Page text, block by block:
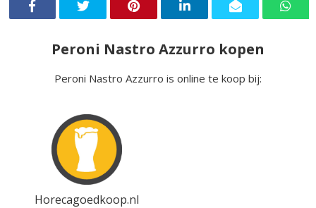
Peroni Nastro Azzurro kopen
Peroni Nastro Azzurro is online te koop bij:
Horecagoedkoop.nl